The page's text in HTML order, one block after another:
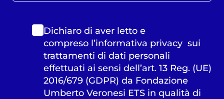
Dichiaro di aver letto e
compreso l’informativa privacysui
trattamenti di dati personali
effettuati ai sensi dell’art. 13 Reg. (UE)
2016/679 (GDPR) da Fondazione
Umberto Veronesi ETS in qualità di